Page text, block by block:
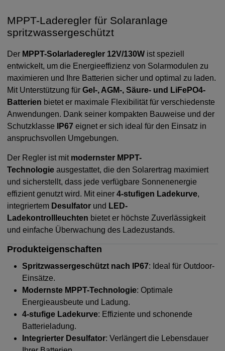
MPPT-Laderegler für Solaranlage
spritzwassergeschützt
Der MPPT-Solarladeregler 12V/130W ist speziell
entwickelt, um die Energieeffizienz von Solarmodulen zu
maximieren und Ihre Batterien sicher und optimal zu laden.
Mit Unterstützung fürGel-, AGM-, Säure- und LiFePO4-
Batterien bietet er maximale Flexibilität für verschiedenste
Anwendungen. Dank seiner kompakten Bauweise und der
Schutzklasse
IP67 eignet er sich ideal für den Einsatz in
anspruchsvollen Umgebungen.
Der Regler ist mit modernster MPPT-
Technologie ausgestattet, die den Solarertrag maximiert
und sicherstellt, dass jede verfügbare Sonnenenergie
effizient genutzt wird. Mit einer4-stufigen Ladekurve,
integriertem Desulfator und LED-
Ladekontrollleuchten bietet er höchste Zuverlässigkeit
und einfache Überwachung des Ladezustands.
Produkteigenschaften
Spritzwassergeschützt nach IP67: Ideal für Outdoor-
Einsätze.
Modernste MPPT-Technologie: Optimale
Energieausbeute und Ladung.
4-stufige Ladekurve: Effiziente und schonende
Batterieladung.
Integrierter Desulfator: Verlängert die Lebensdauer